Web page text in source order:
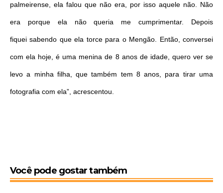
palmeirense, ela falou que não era, por isso aquele não. Não
era porque ela não queria me cumprimentar. Depois
fiquei sabendo que ela torce para o Mengão. Então, conversei
com ela hoje, é uma menina de 8 anos de idade, quero ver se
levo a minha filha, que também tem 8 anos, para tirar uma
fotografia com ela”, acrescentou.
Você pode gostar também